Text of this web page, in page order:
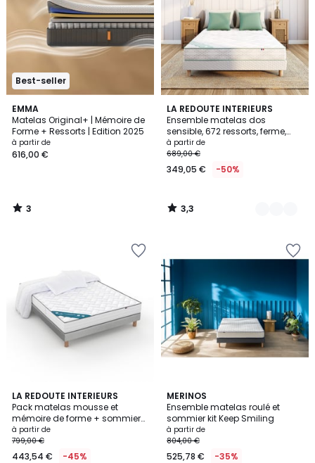
Best-seller
EMMA
Matelas Original+ | Mémoire de
Forme + Ressorts | Edition 2025
à partir de
616,00 €
3
/
5
3
/
LA REDOUTE INTERIEURS
Ensemble matelas dos
sensible, 672 ressorts, ferme,
accueil moelleux et sommier
à partir de
689,00 €
349,05 € -50%
3,3
/ 5
4
Couleurs
3,3
/
LA REDOUTE INTERIEURS
Pack matelas mousse et
mémoire de forme + sommier
+ pieds + couette +oreiller(s)
à partir de
799,00 €
443,54 € -45%
4,3
/ 5
2
Couleurs
MERINOS
Ensemble matelas roulé et
sommier kit Keep Smiling
à partir de
804,00 €
525,78 € -35%
3
Couleurs